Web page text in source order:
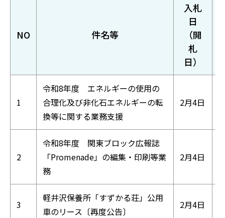
NO 件名等
入札
日
（開
札
日）
1
令和8年度 エネルギーの使用の
合理化及び非化石エネルギーの転
換等に関する業務支援
2月4日
2
令和8年度 関東ブロック広報誌
「Promenade」の編集・印刷等業
務
2月4日
3
軽井沢保養所「すずかる荘」公用
車のリース〔再度公告〕
2月4日